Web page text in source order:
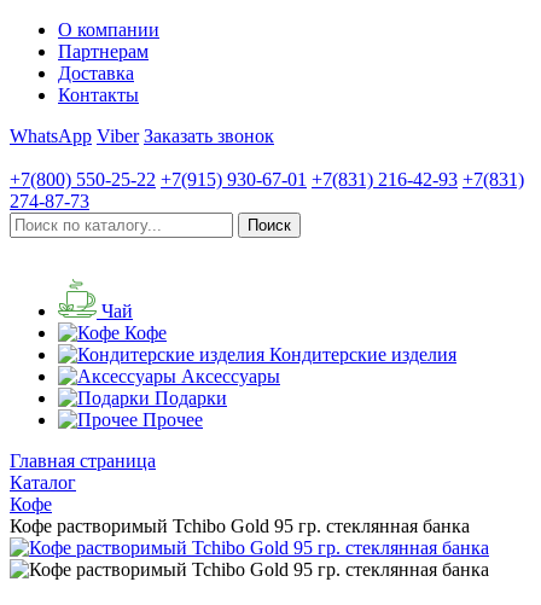
О компании
Партнерам
Доставка
Контакты
WhatsApp Viber Заказать звонок
+7(800) 550-25-22 +7(915) 930-67-01 +7(831) 216-42-93 +7(831)
274-87-73
Чай
Кофе
Кондитерские изделия
Аксессуары
Подарки
Прочее
Главная страница
Каталог
Кофе
Кофе растворимый Tchibo Gold 95 гр. стеклянная банка